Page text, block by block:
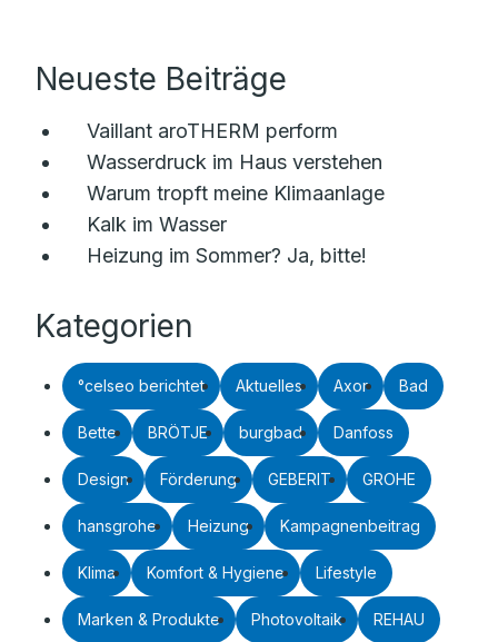
Neueste Beiträge
Vaillant aroTHERM perform
Wasserdruck im Haus verstehen
Warum tropft meine Klimaanlage
Kalk im Wasser
Heizung im Sommer? Ja, bitte!
Kategorien
°celseo berichtet Aktuelles Axor Bad
Bette BRÖTJE burgbad Danfoss
Design Förderung GEBERIT GROHE
hansgrohe Heizung Kampagnenbeitrag
Klima Komfort & Hygiene Lifestyle
Marken & Produkte Photovoltaik REHAU